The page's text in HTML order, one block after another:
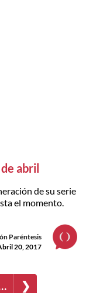
abril
de su serie
el momento.
Paréntesis
20, 2017
❯